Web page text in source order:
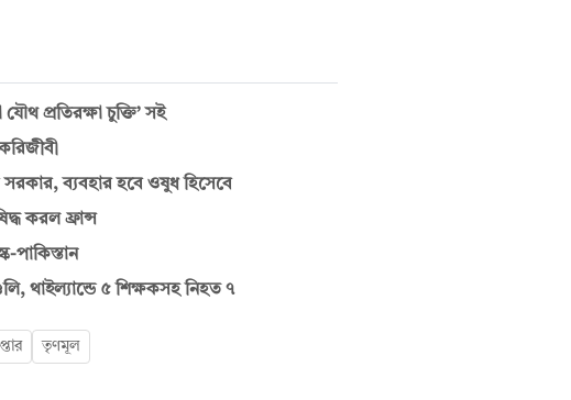
প্রতিরক্ষা চুক্তি’ সই
ব্যবহার হবে ওষুধ হিসেবে
করল ফ্রান্স
পাকিস্তান
থাইল্যান্ডে ৫ শিক্ষকসহ নিহত ৭
তৃণমূল